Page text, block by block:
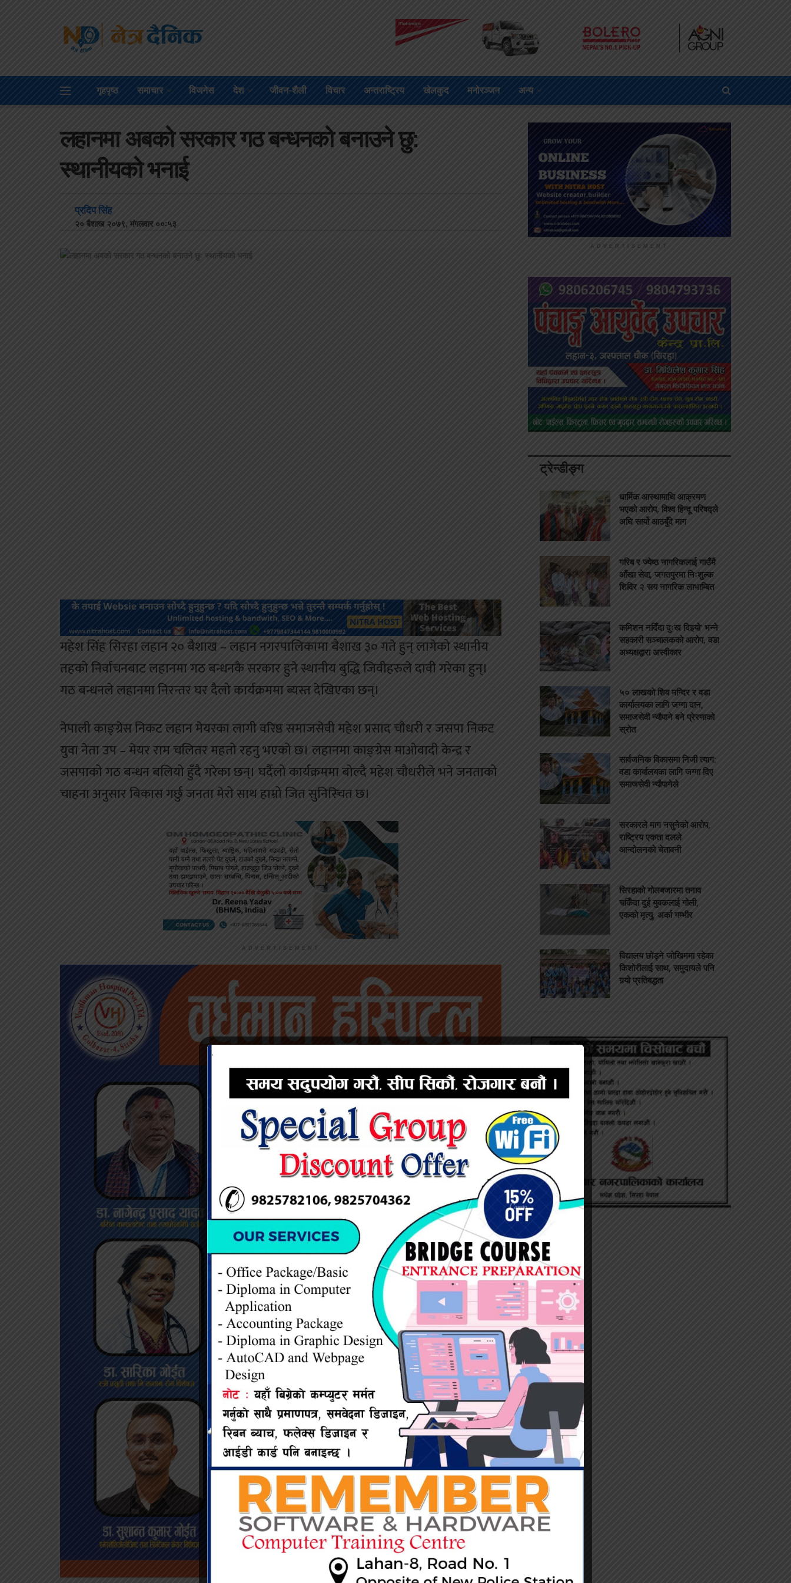
गृहपृष्ठ समाचार विजनेस देश जीवन-शैली विचार अन्तराष्ट्रिय खेलकुद मनोरञ्जन अन्य
लहानमा अबको सरकार गठ बन्धनको बनाउने छु:
स्थानीयको भनाई
प्रदिप सिंह
२० बैशाख २०७९, मंगलवार ००:५३
महेश सिंह सिरहा लहान २० बैशाख – लहान नगरपालिकामा बैशाख ३० गते हुन् लागेको स्थानीय
तहको निर्वाचनबाट लहानमा गठ बन्धनकै सरकार हुने स्थानीय बुद्धि जिवीहरुले दावी गरेका हुन्।
गठ बन्धनले लहानमा निरन्तर घर दैलो कार्यक्रममा ब्यस्त देखिएका छन्।
नेपाली काङ्ग्रेस निकट लहान मेयरका लागी वरिष्ठ समाजसेवी महेश प्रसाद चौधरी र जसपा निकट
युवा नेता उप – मेयर राम चलितर महतो रहनु भएको छ। लहानमा काङ्ग्रेस माओवादी केन्द्र र
जसपाको गठ बन्धन बलियो हुँदै गरेका छन्। घर्दैलो कार्यक्रममा बोल्दै महेश चौधरीले भने जनताको
चाहना अनुसार बिकास गर्छु जनता मेरो साथ हाम्रो जित सुनिस्चित छ।
ADVERTISEMENT
ADVERTISEMENT
ट्रेन्डीङ्ग
धार्मिक आस्थामाथि आक्रमण
भएको आरोप, विश्व हिन्दू परिषद्ले
अघि सार्यो आठबुँदे माग
गरिब र ज्येष्ठ नागरिकलाई गाउँमै
आँखा सेवा, जगतपुरमा निःशुल्क
शिविर २ सय नागरिक लाभाम्बित
कमिशन नदिँदा दुःख दिइयो’ भन्ने
सहकारी सञ्चालकको आरोप, वडा
अध्यक्षद्वारा अस्वीकार
५० लाखको शिव मन्दिर र वडा
कार्यालयका लागि जग्गा दान,
समाजसेवी न्यौपाने बने प्रेरणाको
स्रोत
सार्वजनिक विकासमा निजी त्याग:
वडा कार्यालयका लागि जग्गा दिए
समाजसेवी न्यौपानेले
सरकारले माग नसुनेको आरोप,
राष्ट्रिय एकता दलले
आन्दोलनको चेतावनी
सिरहाको गोलबजारमा तनाव
चर्किँदा दुई युवकलाई गोली,
एकको मृत्यु, अर्का गम्भीर
विद्यालय छोड्ने जोखिममा रहेका
किशोरीलाई साथ, समुदायले पनि
गर्‍यो प्रतिबद्धता